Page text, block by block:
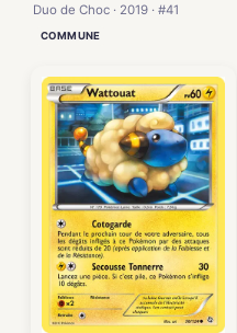
Duo de Choc · 2019 · #41
COMMUNE